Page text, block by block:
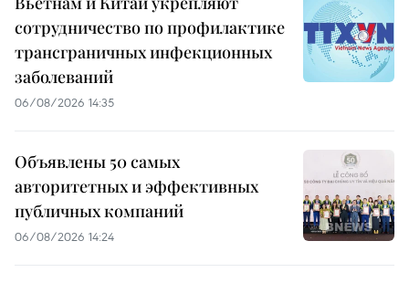
сотрудничество по профилактике
трансграничных инфекционных
заболеваний
06/08/2026 14:35
Объявлены 50 самых
авторитетных и эффективных
публичных компаний
06/08/2026 14:24